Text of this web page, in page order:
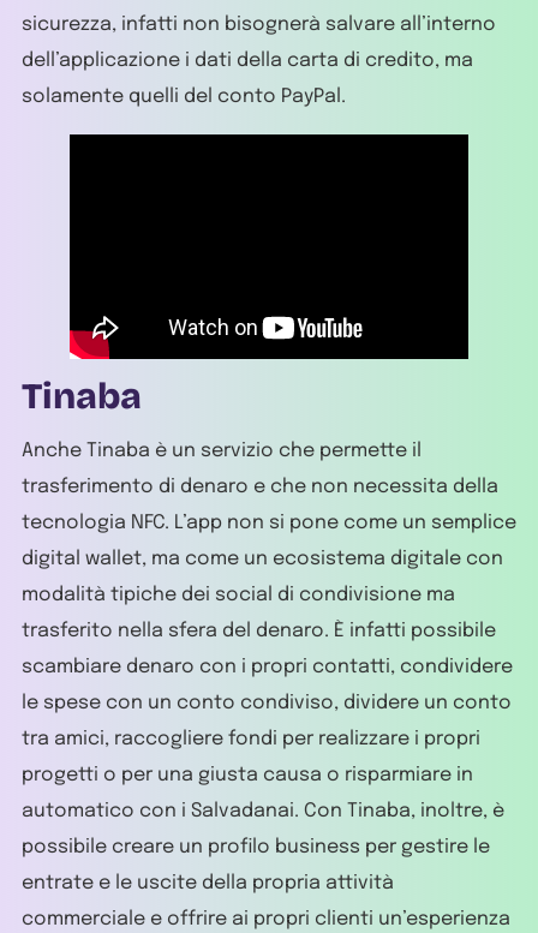
sicurezza, infatti non bisognerà salvare all’interno
dell’applicazione i dati della carta di credito, ma
solamente quelli del conto PayPal.
Tinaba
Anche Tinaba è un servizio che permette il
trasferimento di denaro e che non necessita della
tecnologia NFC. L’app non si pone come un semplice
digital wallet, ma come un ecosistema digitale con
modalità tipiche dei social di condivisione ma
trasferito nella sfera del denaro. È infatti possibile
scambiare denaro con i propri contatti, condividere
le spese con un conto condiviso, dividere un conto
tra amici, raccogliere fondi per realizzare i propri
progetti o per una giusta causa o risparmiare in
automatico con i Salvadanai. Con Tinaba, inoltre, è
possibile creare un profilo business per gestire le
entrate e le uscite della propria attività
commerciale e offrire ai propri clienti un’esperienza